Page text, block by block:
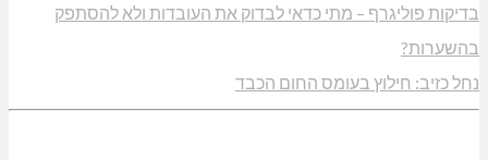
בדיקות פוליגרף – מתי כדאי לבדוק את העובדות ולא להסתפק
בהשערות?
נחל כזיב: חילוץ בעומס החום הכבד